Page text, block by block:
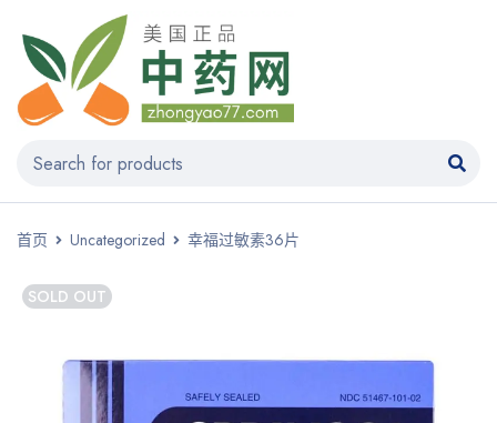
首页 Uncategorized 幸福过敏素36片
SOLD OUT